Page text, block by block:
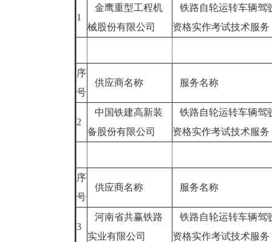
1
金鹰重型工程机
械股份有限公司
铁路自轮运转车辆驾
资格实作考试技术服
序
号
供应商名称 服务名称
2
中国铁建高新装
备股份有限公司
铁路自轮运转车辆驾
资格实作考试技术服
序
号
供应商名称 服务名称
3
河南省共赢铁路
实业有限公司
铁路自轮运转车辆驾
资格实作考试技术服